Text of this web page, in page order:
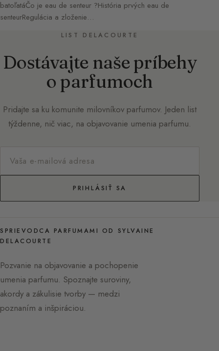
batoľatáČo je eau de senteur ?História prvých eau de
senteurRegulácia a zloženie…
LIST DELACOURTE
Dostávajte naše príbehy
o parfumoch
Pridajte sa ku komunite milovníkov parfumov. Jeden list
týždenne, nič viac, na objavovanie umenia parfumu.
PRIHLÁSIŤ SA
SPRIEVODCA PARFUMAMI OD SYLVAINE
DELACOURTE
Pozvanie na objavovanie a pochopenie
umenia parfumu. Spoznajte suroviny,
akordy a zákulisie tvorby — medzi
poznaním a inšpiráciou.